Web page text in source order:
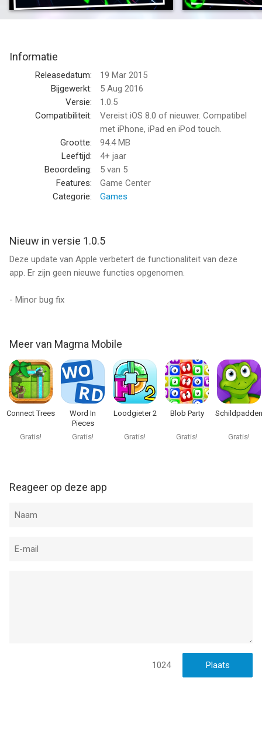
uiterste brengen. Het stelt je in staat om of alleen of met
vrienden te spelen en prat te gaan op je bedrevenheid.
maakt voor zowel kinderen als volwassenen. Vegen met
slechts één vinger is genoeg om de afbeelding te herstellen..
Heb je genoeg vaardigheden om alle beelden weer in elkaar te
zetten?
Wacht niet langer en word deel van onze gestaag groeiende
gemeenschap van Glozzle fans!
voor gebruikers met leeftijden vanaf
Informatie voor Glozzleis het laatst vergeleken op 8 Aug om
18:30.
Informatie
Releasedatum:
19 Mar 2015
Bijgewerkt:
5 Aug 2016
Versie:
1.0.5
Compatibiliteit:
Vereist iOS 8.0 of nieuwer. Compatibel
met iPhone, iPad en iPod touch.
Grootte:
94.4 MB
Leeftijd:
4+ jaar
Beoordeling:
5 van 5
Features:
Game Center
Categorie:
Games
Nieuw in versie 1.0.5
Deze update van Apple verbetert de functionaliteit van deze
app. Er zijn geen nieuwe functies opgenomen.
- Minor bug fix
Meer van Magma Mobile
Connect Trees
Gratis!
Word In
Pieces
Gratis!
Loodgieter 2
Gratis!
Blob Party
Gratis!
Schildpadden
Gratis!
Reageer op deze app
1024